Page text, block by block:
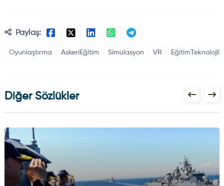
Paylaş:
Oyunlaştırma AskeriEğitim Simülasyon VR
Diğer Sözlükler